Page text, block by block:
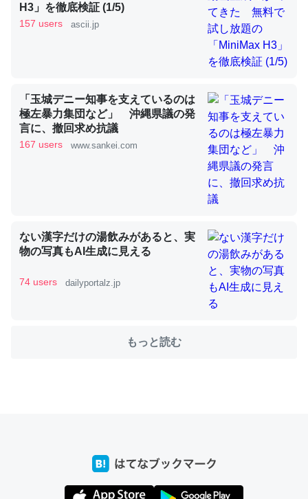
論文では「淡水はカルシウムも酸素も不足してて両方に不
いる鋏角類（カブトガニ・ウミグモ）はカルシウムを使わ
ずキチンを強化してる筈だが、酵素が違うのか？
─ニュース :: 【研究発表】昆虫学の大問題＝「昆虫はなぜ海にいな
いのか」に関する新仮説
これを元に考えるとカルシウムを大量に使う脊椎動物と貝
類は苦労してるんだな…。腹足類だと殻を無くしてナメク
─ニュース :: 【研究発表】昆虫学の大問題＝「昆虫はなぜ海にいな
─たまにLINEするくらいだった遠方の父67歳と僕。ITツール導入で
コミュニケーションが劇的に変化した｜tayorini by LIFULL介護
H3」を徹底検証 (1/5)
157 users ascii.jp
「玉城デニー知事を支えているのは
極左暴力集団など」 沖縄県議の発
言に、撤回求め抗議
167 users www.sankei.com
ない漢字だけの湯飲みがあると、実
物の写真もAI生成に見える
74 users dailyportalz.jp
もっと読む